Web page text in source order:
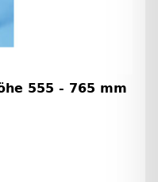
555 - 765 mm